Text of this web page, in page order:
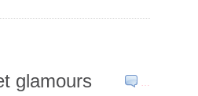
…
glamours